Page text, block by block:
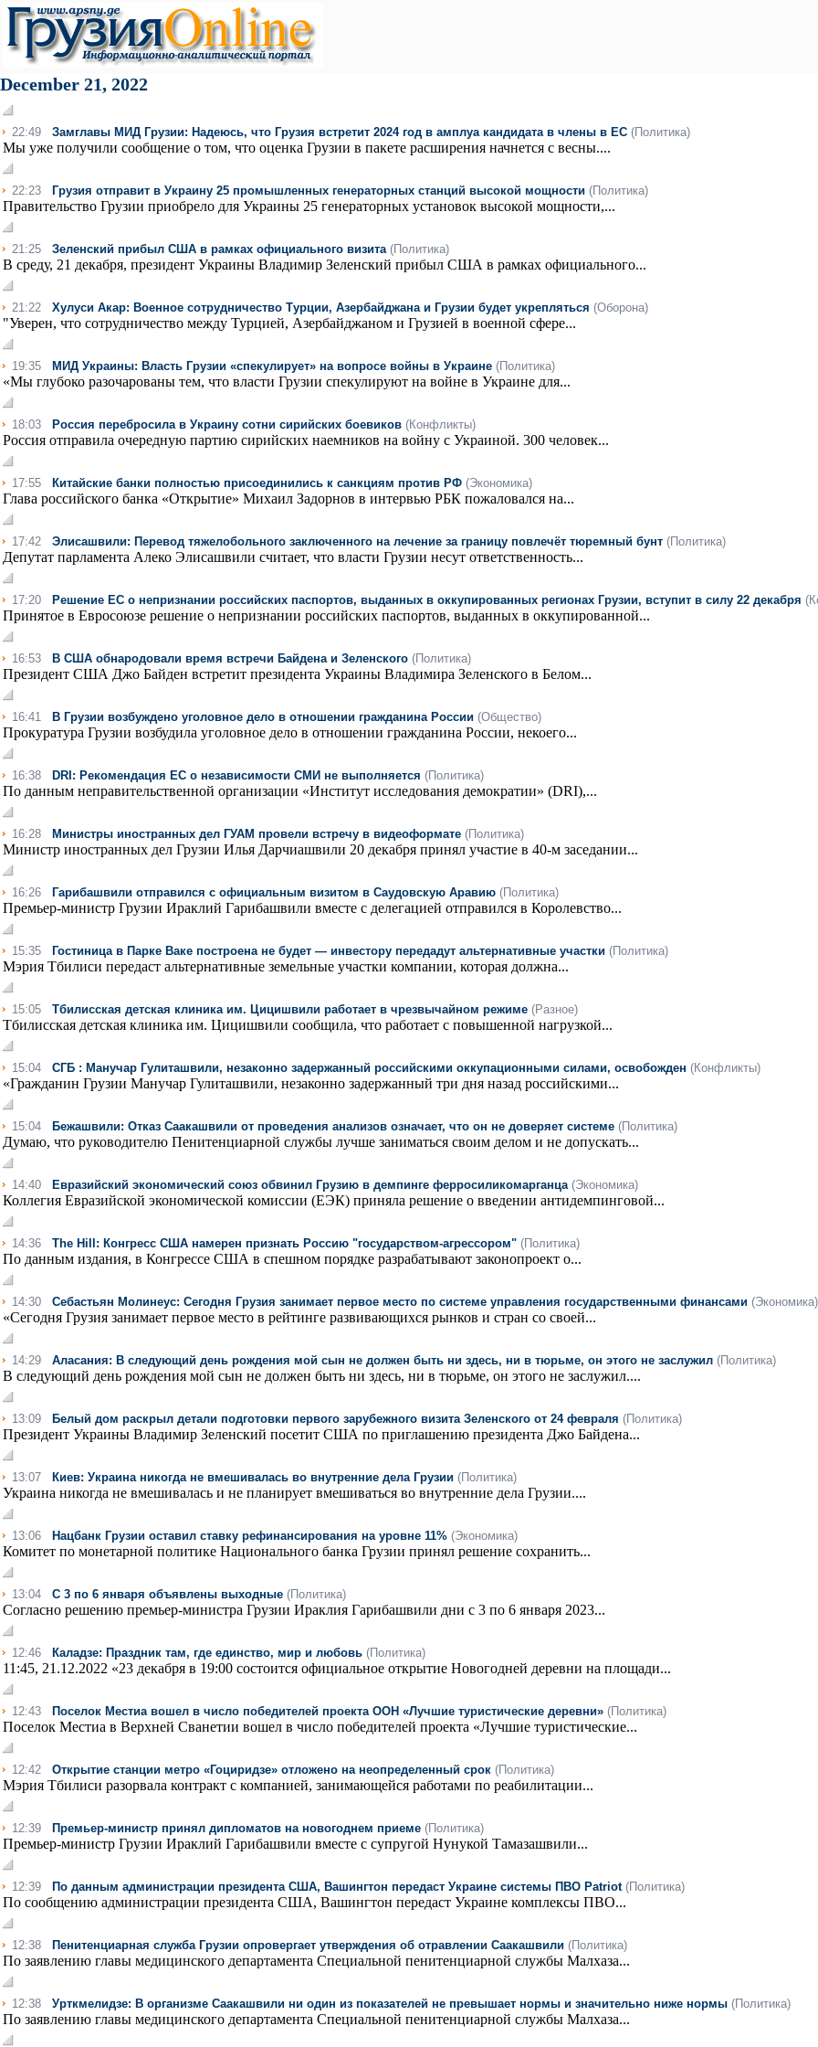
December 21, 2022
22:49 Замглавы МИД Грузии: Надеюсь, что Грузия встретит 2024 год в амплуа кандидата в члены в ЕС (Политика)
Мы уже получили сообщение о том, что оценка Грузии в пакете расширения начнется с весны....
22:23 Грузия отправит в Украину 25 промышленных генераторных станций высокой мощности (Политика)
Правительство Грузии приобрело для Украины 25 генераторных установок высокой мощности,...
21:25 Зеленский прибыл США в рамках официального визита (Политика)
В среду, 21 декабря, президент Украины Владимир Зеленский прибыл США в рамках официального...
21:22 Хулуси Акар: Военное сотрудничество Турции, Азербайджана и Грузии будет укрепляться (Оборона)
"Уверен, что сотрудничество между Турцией, Азербайджаном и Грузией в военной сфере...
19:35 МИД Украины: Власть Грузии «спекулирует» на вопросе войны в Украине (Политика)
«Мы глубоко разочарованы тем, что власти Грузии спекулируют на войне в Украине для...
18:03 Россия перебросила в Украину сотни сирийских боевиков (Конфликты)
Россия отправила очередную партию сирийских наемников на войну с Украиной. 300 человек...
17:55 Китайские банки полностью присоединились к санкциям против РФ (Экономика)
Глава российского банка «Открытие» Михаил Задорнов в интервью РБК пожаловался на...
17:42 Элисашвили: Перевод тяжелобольного заключенного на лечение за границу повлечёт тюремный бунт (Политика)
Депутат парламента Алеко Элисашвили считает, что власти Грузии несут ответственность...
17:20 Решение ЕС о непризнании российских паспортов, выданных в оккупированных регионах Грузии, вступит в силу 22 декабря
Принятое в Евросоюзе решение о непризнании российских паспортов, выданных в оккупированной...
16:53 В США обнародовали время встречи Байдена и Зеленского (Политика)
Президент США Джо Байден встретит президента Украины Владимира Зеленского в Белом...
16:41 В Грузии возбуждено уголовное дело в отношении гражданина России (Общество)
Прокуратура Грузии возбудила уголовное дело в отношении гражданина России, некоего...
16:38 DRI: Рекомендация ЕС о независимости СМИ не выполняется (Политика)
По данным неправительственной организации «Институт исследования демократии» (DRI),...
16:28 Министры иностранных дел ГУАМ провели встречу в видеоформате (Политика)
Министр иностранных дел Грузии Илья Дарчиашвили 20 декабря принял участие в 40-м заседании...
16:26 Гарибашвили отправился с официальным визитом в Саудовскую Аравию (Политика)
Премьер-министр Грузии Ираклий Гарибашвили вместе с делегацией отправился в Королевство...
15:35 Гостиница в Парке Ваке построена не будет — инвестору передадут альтернативные участки (Политика)
Мэрия Тбилиси передаст альтернативные земельные участки компании, которая должна...
15:05 Тбилисская детская клиника им. Цицишвили работает в чрезвычайном режиме (Разное)
Тбилисская детская клиника им. Цицишвили сообщила, что работает с повышенной нагрузкой...
15:04 СГБ : Манучар Гулиташвили, незаконно задержанный российскими оккупационными силами, освобожден (Конфликты)
«Гражданин Грузии Манучар Гулиташвили, незаконно задержанный три дня назад российскими...
15:04 Бежашвили: Отказ Саакашвили от проведения анализов означает, что он не доверяет системе (Политика)
Думаю, что руководителю Пенитенциарной службы лучше заниматься своим делом и не допускать...
14:40 Евразийский экономический союз обвинил Грузию в демпинге ферросиликомарганца (Экономика)
Коллегия Евразийской экономической комиссии (ЕЭК) приняла решение о введении антидемпинговой...
14:36 The Hill: Конгресс США намерен признать Россию "государством-агрессором" (Политика)
По данным издания, в Конгрессе США в спешном порядке разрабатывают законопроект о...
14:30 Себастьян Молинеус: Сегодня Грузия занимает первое место по системе управления государственными финансами (Экономика)
«Сегодня Грузия занимает первое место в рейтинге развивающихся рынков и стран со своей...
14:29 Аласания: В следующий день рождения мой сын не должен быть ни здесь, ни в тюрьме, он этого не заслужил (Политика)
В следующий день рождения мой сын не должен быть ни здесь, ни в тюрьме, он этого не заслужил....
13:09 Белый дом раскрыл детали подготовки первого зарубежного визита Зеленского от 24 февраля (Политика)
Президент Украины Владимир Зеленский посетит США по приглашению президента Джо Байдена...
13:07 Киев: Украина никогда не вмешивалась во внутренние дела Грузии (Политика)
Украина никогда не вмешивалась и не планирует вмешиваться во внутренние дела Грузии....
13:06 Нацбанк Грузии оставил ставку рефинансирования на уровне 11% (Экономика)
Комитет по монетарной политике Национального банка Грузии принял решение сохранить...
13:04 С 3 по 6 января объявлены выходные (Политика)
Согласно решению премьер-министра Грузии Ираклия Гарибашвили дни с 3 по 6 января 2023...
12:46 Каладзе: Праздник там, где единство, мир и любовь (Политика)
11:45, 21.12.2022 «23 декабря в 19:00 состоится официальное открытие Новогодней деревни на площади...
12:43 Поселок Местиа вошел в число победителей проекта ООН «Лучшие туристические деревни» (Политика)
Поселок Местиа в Верхней Сванетии вошел в число победителей проекта «Лучшие туристические...
12:42 Открытие станции метро «Гоциридзе» отложено на неопределенный срок (Политика)
Мэрия Тбилиси разорвала контракт с компанией, занимающейся работами по реабилитации...
12:39 Премьер-министр принял дипломатов на новогоднем приеме (Политика)
Премьер-министр Грузии Ираклий Гарибашвили вместе с супругой Нунукой Тамазашвили...
12:39 По данным администрации президента США, Вашингтон передаст Украине системы ПВО Patriot (Политика)
По сообщению администрации президента США, Вашингтон передаст Украине комплексы ПВО...
12:38 Пенитенциарная служба Грузии опровергает утверждения об отравлении Саакашвили (Политика)
По заявлению главы медицинского департамента Специальной пенитенциарной службы Малхаза...
12:38 Урткмелидзе: В организме Саакашвили ни один из показателей не превышает нормы и значительно ниже нормы (Политика)
По заявлению главы медицинского департамента Специальной пенитенциарной службы Малхаза...